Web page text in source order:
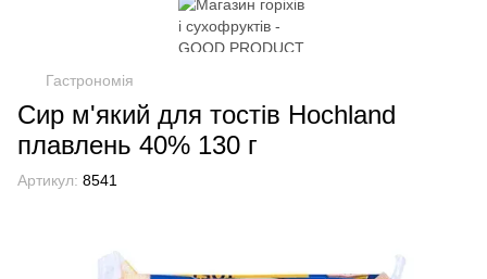
Гастрономія
Сир м'який для тостів Hochland
плавлень 40% 130 г
Артикул: 8541